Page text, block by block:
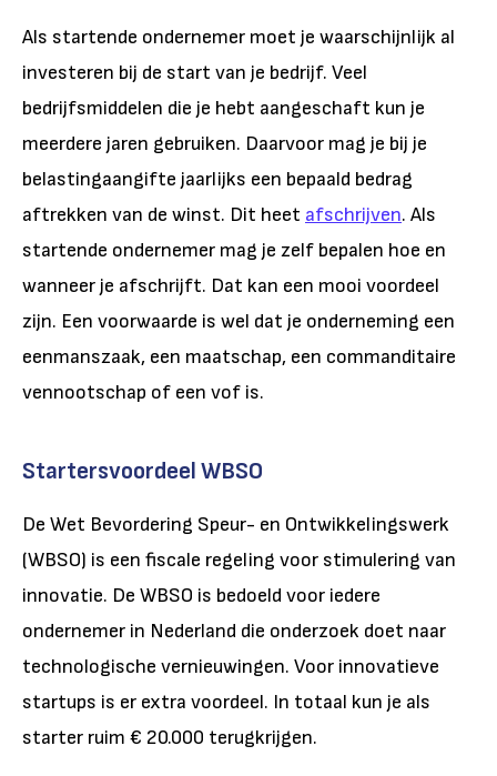
Als startende ondernemer moet je waarschijnlijk al
investeren bij de start van je bedrijf. Veel
bedrijfsmiddelen die je hebt aangeschaft kun je
meerdere jaren gebruiken. Daarvoor mag je bij je
belastingaangifte jaarlijks een bepaald bedrag
aftrekken van de winst. Dit heet afschrijven. Als
startende ondernemer mag je zelf bepalen hoe en
wanneer je afschrijft. Dat kan een mooi voordeel
zijn. Een voorwaarde is wel dat je onderneming een
eenmanszaak, een maatschap, een commanditaire
vennootschap of een vof is.
Startersvoordeel WBSO
De Wet Bevordering Speur- en Ontwikkelingswerk
(WBSO) is een fiscale regeling voor stimulering van
innovatie. De WBSO is bedoeld voor iedere
ondernemer in Nederland die onderzoek doet naar
technologische vernieuwingen. Voor innovatieve
startups is er extra voordeel. In totaal kun je als
starter ruim € 20.000 terugkrijgen.